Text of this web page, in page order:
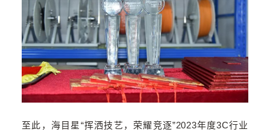
至此，海目星“挥洒技艺，荣耀竞逐”2023年度3C行业